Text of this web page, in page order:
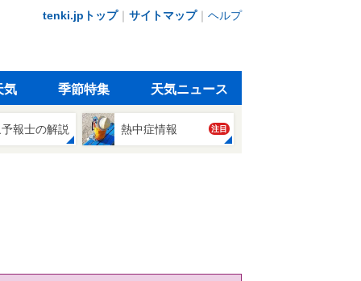
tenki.jpトップ｜ サイトマップ｜ ヘルプ
気 季節特集 天気ニュース
報士の解説 熱中症情報 注目